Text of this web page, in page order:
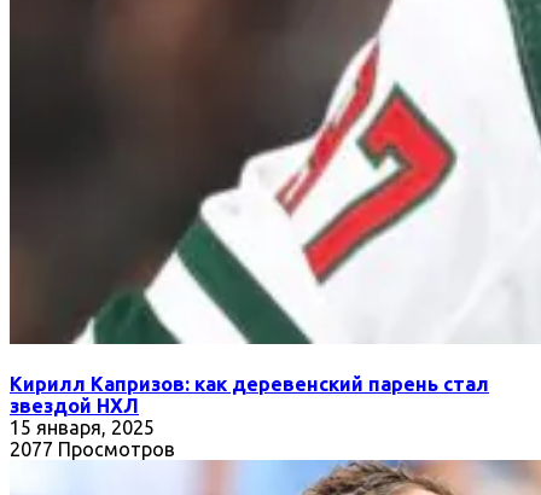
Кирилл Капризов: как деревенский парень стал
звездой НХЛ
15 января, 2025
2077 Просмотров